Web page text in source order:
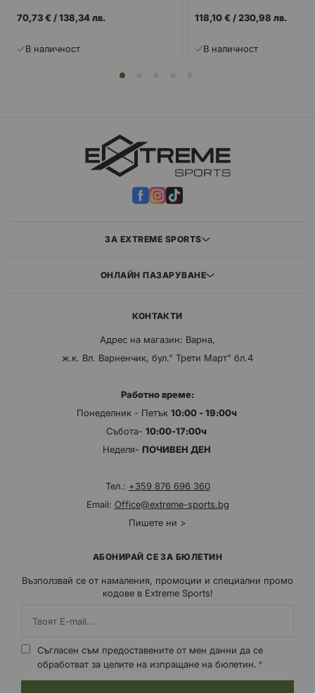
70,73 € /138,34 лв.
В наличност
118,10 € /230,98 лв.
В наличност
ЗА EXTREME SPORTS
ОНЛАЙН ПАЗАРУВАНЕ
КОНТАКТИ
Адрес на магазин: Варна,
ж.к. Вл. Варненчик, бул." Трети Март" бл.4
Работно време:
Понеделник - Петък 10:00 - 19:00ч
Събота- 10:00-17:00ч
Неделя- ПОЧИВЕН ДЕН
Тел.: +359 876 696 360
Email: Office@extreme-sports.bg
Пишете ни >
АБОНИРАЙ СЕ ЗА БЮЛЕТИН
Възползвай се от намаления, промоции и специални промо
кодове в Extreme Sports!
Съгласен съм предоставените от мен данни да се
обработват за целите на изпращане на бюлетин.